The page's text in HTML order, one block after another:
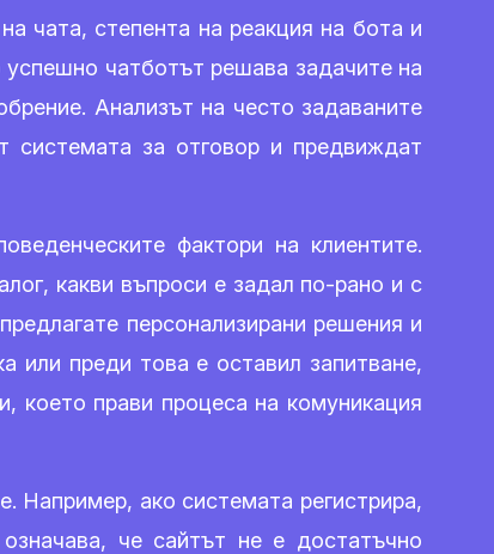
чата, степента на реакция на бота и
успешно чатботът решава задачите на
Анализът на често задаваните
системата за отговор и предвиждат
фактори на клиентите.
какви въпроси е задал по-рано и с
персонализирани решения и
или преди това е оставил запитване,
което прави процеса на комуникация
Например, ако системата регистрира,
че сайтът не е достатъчно